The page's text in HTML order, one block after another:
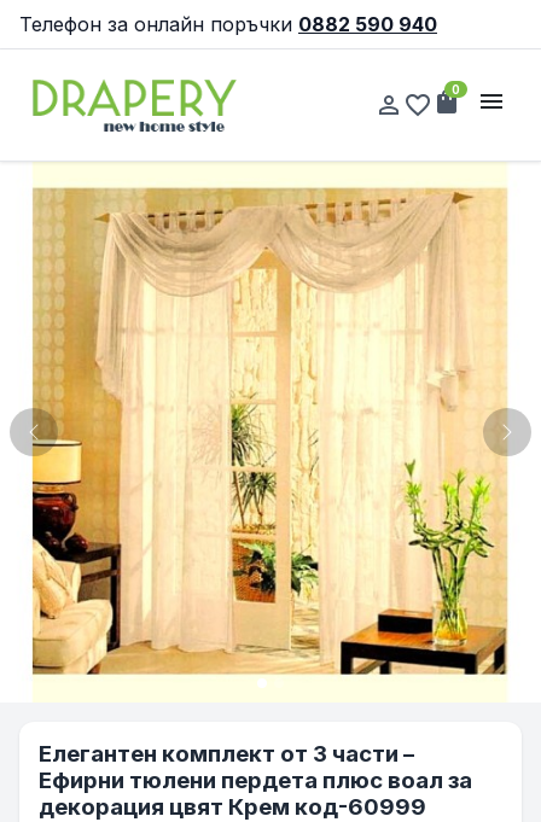
Телефон за онлайн поръчки 0882 590 940
person_outline favorite_border shopping_bag
0 menu
Previous
Елегантен комплект от 3 части –
Ефирни тюлени пердета плюс воал за
декорация цвят Крем код-60999